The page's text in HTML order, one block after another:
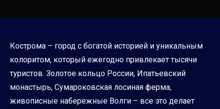
Кострома – город с богатой историей и уникальным
колоритом, который ежегодно привлекает тысячи
туристов. Золотое кольцо России, Ипатьевский
монастырь, Сумароковская лосиная ферма,
живописные набережные Волги – все это делает